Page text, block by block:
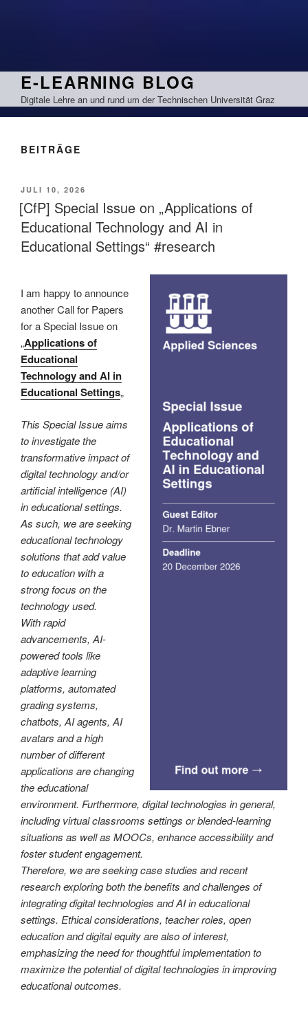
E-LEARNING BLOG
Digitale Lehre an und rund um der Technischen Universität Graz
BEITRÄGE
VERÖFFENTLICHT
AM
JULI 10, 2026
[CfP] Special Issue on „Applications of
Educational Technology and AI in
Educational Settings“ #research
I am happy to announce
another Call for Papers
for a Special Issue on
„Applications of
Educational
Technology and AI in
Educational Settings„
This Special Issue aims
to investigate the
transformative impact of
digital technology and/or
artificial intelligence (AI)
in educational settings.
As such, we are seeking
educational technology
solutions that add value
to education with a
strong focus on the
technology used.
With rapid
advancements, AI-
powered tools like
adaptive learning
platforms, automated
grading systems,
chatbots, AI agents, AI
avatars and a high
number of different
applications are changing
the educational
environment. Furthermore, digital technologies in general,
including virtual classrooms settings or blended-learning
situations as well as MOOCs, enhance accessibility and
foster student engagement.
Therefore, we are seeking case studies and recent
research exploring both the benefits and challenges of
integrating digital technologies and AI in educational
settings. Ethical considerations, teacher roles, open
education and digital equity are also of interest,
emphasizing the need for thoughtful implementation to
maximize the potential of digital technologies in improving
educational outcomes.